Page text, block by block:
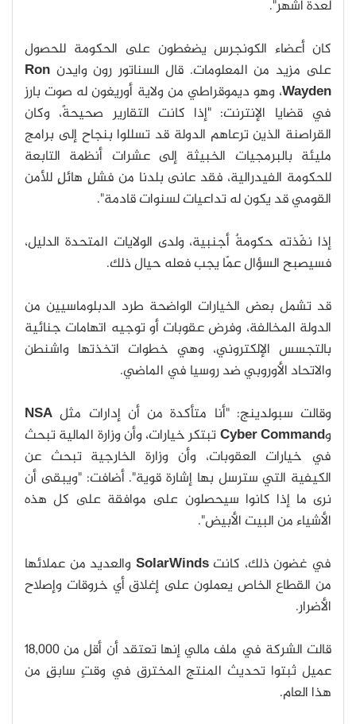
لعدة أشهر".
كان أعضاء الكونجرس يضغطون على الحكومة للحصول
على مزيد من المعلومات. قال السناتور رون وايدن Ron
Wayden، وهو ديموقراطي من ولاية أوريغون له صوت بارز
في قضايا الإنترنت: "إذا كانت التقارير صحيحةً، وكان
القراصنة الذين ترعاهم الدولة قد تسللوا بنجاح إلى برامج
مليئة بالبرمجيات الخبيثة إلى عشرات أنظمة التابعة
للحكومة الفيدرالية، فقد عانى بلدنا من فشلٍ هائلٍ للأمن
القومي قد يكون له تداعيات لسنوات قادمة".
إذا نفّذته حكومةٌ أجنبية، ولدى الولايات المتحدة الدليل،
فسيصبح السؤال عمّا يجب فعله حيال ذلك.
قد تشمل بعض الخيارات الواضحة طرد الدبلوماسيين من
الدولة المخالفة، وفرض عقوبات أو توجيه اتهامات جنائية
بالتجسس الإلكتروني، وهي خطوات اتخذتها واشنطن
والاتحاد الأوروبي ضد روسيا في الماضي.
وقالت سبولدينج: "أنا متأكدة من أن إدارات مثل NSA
وCyber Commandتبتكر خيارات، وأن وزارة المالية تبحث
في خيارات العقوبات، وأن وزارة الخارجية تبحث عن
الكيفية التي سترسل بها إشارة قوية". أضافت: "ويبقى أن
نرى ما إذا كانوا سيحصلون على موافقة على كل هذه
الأشياء من البيت الأبيض".
في غضون ذلك، كانتSolarWinds والعديد من عملائها
من القطاع الخاص يعملون على إغلاق أي خروقات وإصلاح
الأضرار.
قالت الشركة في ملف مالي إنها تعتقد أن أقل من 18,000
عميل ثبتوا تحديث المنتج المخترق في وقتٍ سابقٍ من
هذا العام.